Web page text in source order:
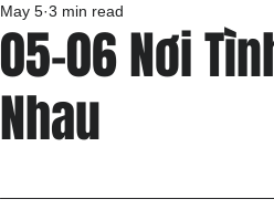
05-06 Nơi
Nhau
May 5 3 min read